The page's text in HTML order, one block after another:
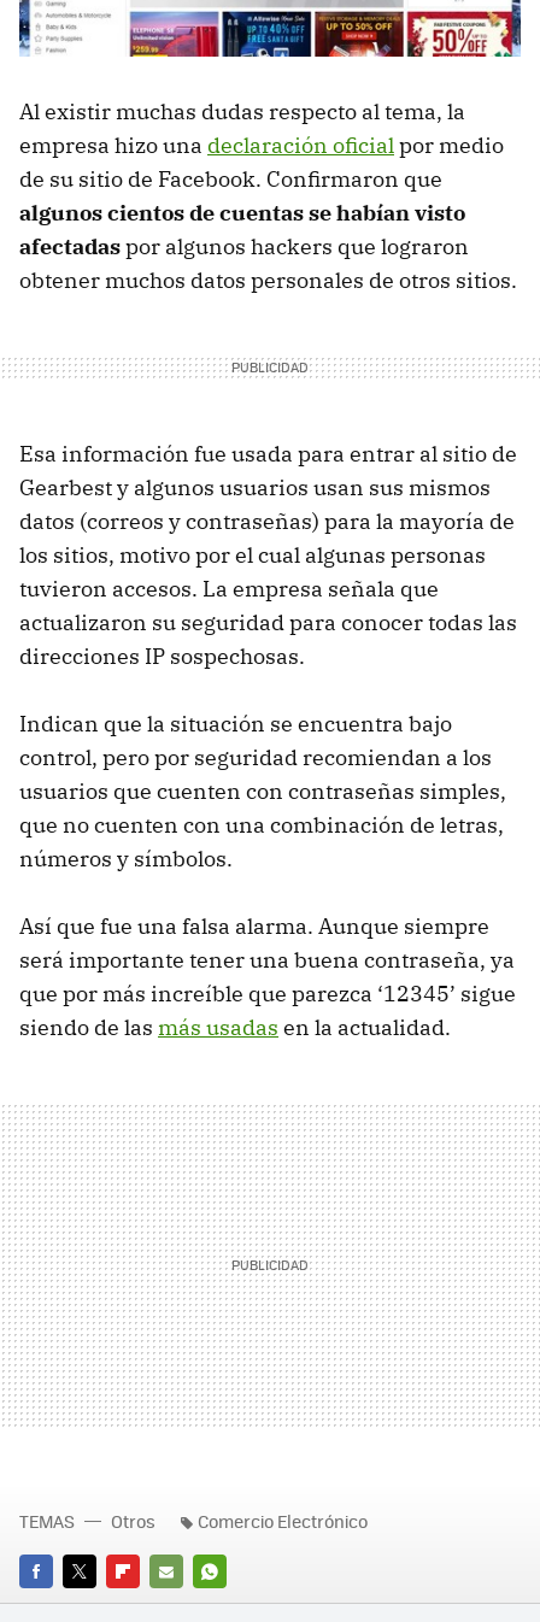
Al existir muchas dudas respecto al tema, la
empresa hizo una declaración oficialpor medio
de su sitio de Facebook. Confirmaron que
algunos cientos de cuentas se habían visto
afectadaspor algunos hackers que lograron
obtener muchos datos personales de otros sitios.
Esa información fue usada para entrar al sitio de
Gearbest y algunos usuarios usan sus mismos
datos (correos y contraseñas) para la mayoría de
los sitios, motivo por el cual algunas personas
tuvieron accesos. La empresa señala que
actualizaron su seguridad para conocer todas las
direcciones IP sospechosas.
Indican que la situación se encuentra bajo
control, pero por seguridad recomiendan a los
usuarios que cuenten con contraseñas simples,
que no cuenten con una combinación de letras,
números y símbolos.
Así que fue una falsa alarma. Aunque siempre
será importante tener una buena contraseña, ya
que por más increíble que parezca ‘12345’ sigue
siendo de las más usadas en la actualidad.
FACEBOOK
TWITTERFLIPBOARD
E-
WHATSAPP
TEMAS Otros Comercio Electrónico